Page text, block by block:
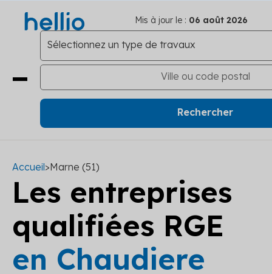
Mis à jour le : 06 août 2026
Accueil>Marne (51)
Les entreprises
qualifiées RGE
en Chaudiere